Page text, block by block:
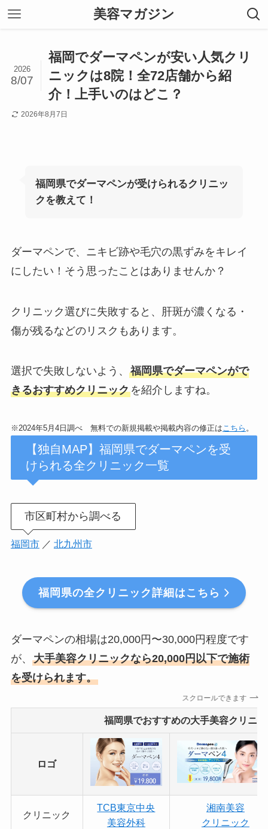
美容マガジン
福岡でダーマペンが安い人気クリ
ニックは8院！全72店舗から紹
介！上手いのはどこ？
2026
8/07
2026年8月7日
福岡県でダーマペンが受けられるクリニッ
クを教えて！
ダーマペンで、ニキビ跡や毛穴の黒ずみをキレイ
にしたい！そう思ったことはありませんか？
クリニック選びに失敗すると、肝斑が濃くなる・
傷が残るなどのリスクもあります。
選択で失敗しないよう、 福岡県でダーマペンがで
きるおすすめクリニックを紹介しますね。
※2024年5月4日調べ 無料での新規掲載や掲載内容の修正はこちら 。
【独自MAP】福岡県でダーマペンを受
けられる全クリニック一覧
市区町村から調べる
福岡市／ 北九州市
福岡県の全クリニック詳細はこちら
ダーマペンの相場は20,000円〜30,000円程度です
が、 大手美容クリニックなら20,000円以下で施術
を受けられます。
スクロールできます
福岡県でおすすめの大手美容クリニ
ロゴ
クリニック
TCB東京中央
美容外科
湘南美容
クリニック